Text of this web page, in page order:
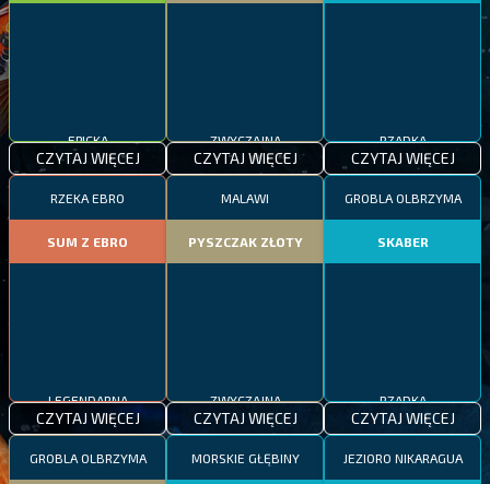
CZYTAJ WIĘCEJ
ZWYCZAJNA
CZYTAJ WIĘCEJ
RZADKA
CZYTAJ WIĘCEJ
RZEKA EBRO
SUM Z EBRO
LEGENDARNA
CZYTAJ WIĘCEJ
MALAWI
PYSZCZAK ZŁOTY
ZWYCZAJNA
CZYTAJ WIĘCEJ
GROBLA OLBRZYMA
SKABER
RZADKA
CZYTAJ WIĘCEJ
GROBLA OLBRZYMA MORSKIE GŁĘBINY JEZIORO NIKARAGUA